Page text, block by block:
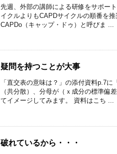
先週、外部の講師による研修をサポー
イクルよりもCAPDサイクルの順番を
CAPDo（キャップ・ドゥ）と呼びま ...
疑問を持つことが大事
「直交表の意味は？」の添付資料p.7
（共分散）、分母が（ｘ成分の標準
てイメージしてみます。 資料はこち ...
破れているから・・・